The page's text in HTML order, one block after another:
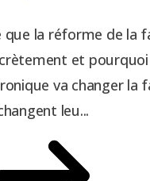
que la réforme de la
et
va changer la
leu...